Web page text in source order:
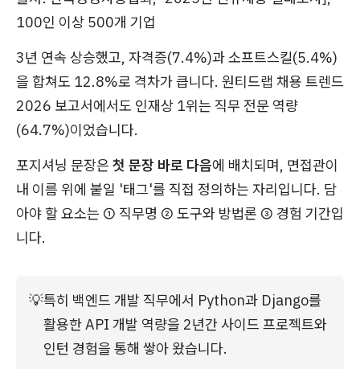
100인 이상 500개 기업
3년 연속 상승했고, 자격증(7.4%)과 소프트스킬(5.4%)
을 합쳐도 12.8%로 격차가 큽니다. 원티드랩 채용 트렌드
2026 보고서에서도 인재상 1위는 직무 전문 역량
(64.7%)이었습니다.
포지셔닝 문장은 첫 문장 바로 다음에 배치되며, 면접관이
내 이름 위에 붙일 '태그'를 직접 정의하는 자리입니다. 담
아야 할 요소는 ① 직무명 ② 도구와 방법론 ③ 경험 기간입
니다.
💡특히 백엔드 개발 직무에서 Python과 Django를
활용한 API 개발 역량을 2년간 사이드 프로젝트와
인턴 경험을 통해 쌓아 왔습니다.